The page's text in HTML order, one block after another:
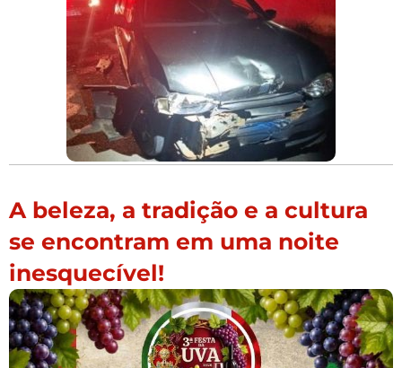
A beleza, a tradição e a cultura
se encontram em uma noite
inesquecível!